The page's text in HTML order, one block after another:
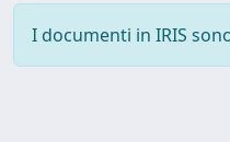
I documenti in IRIS